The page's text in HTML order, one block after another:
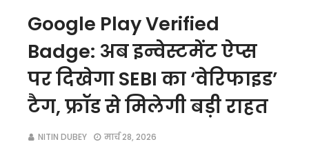
Google Play Verified
Badge: अब इन्वेस्टमेंट ऐप्स
पर दिखेगा SEBI का ‘वेरिफाइड’
टैग, फ्रॉड से मिलेगी बड़ी राहत
NITIN DUBEY मार्च 28, 2026